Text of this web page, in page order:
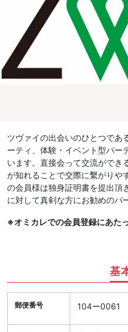
ツヴァイの出会いのひとつであ
ーティ、体験・イベント型パー
います。直接会って交流ができ
が知れることで交際に繫がりや
の会員様は独身証明書を提出頂
に対して真剣な方にお勧めのパ
※オミカレでの会員登録にあた
基
郵便番号 104ー0061